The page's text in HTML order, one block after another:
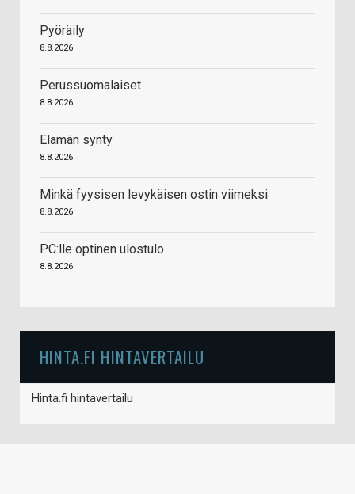
Pyöräily
8.8.2026
Perussuomalaiset
8.8.2026
Elämän synty
8.8.2026
Minkä fyysisen levykäisen ostin viimeksi
8.8.2026
PC:lle optinen ulostulo
8.8.2026
HINTA.FI HINTAVERTAILU
Hinta.fi hintavertailu